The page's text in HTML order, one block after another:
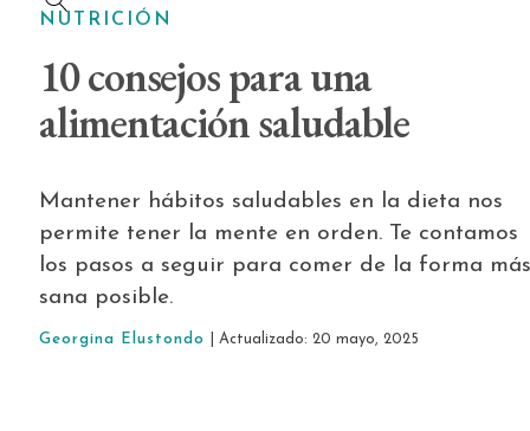
NUTRICIÓN
10 consejos para una
alimentación saludable
Mantener hábitos saludables en la dieta nos
permite tener la mente en orden. Te contamos
los pasos a seguir para comer de la forma más
sana posible.
Georgina Elustondo | Actualizado: 20 mayo, 2025